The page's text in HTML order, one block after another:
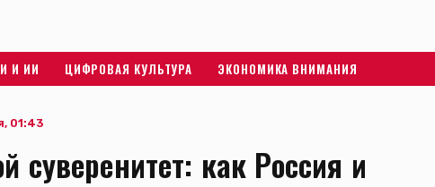
И ИИ ЦИФРОВАЯ КУЛЬТУРА ЭКОНОМИКА ВНИМАНИЯ
01:43
суверенитет: как Россия и